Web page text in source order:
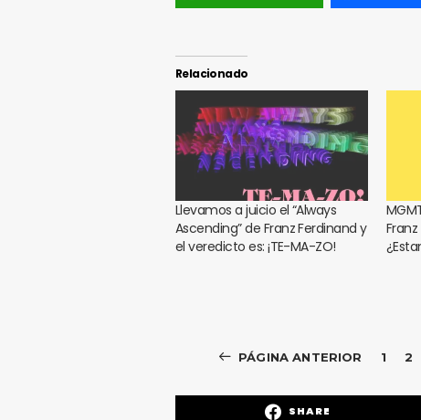
Relacionado
Llevamos a juicio el “Always
Ascending” de Franz Ferdinand y
el veredicto es: ¡TE-MA-ZO!
PÁGINA ANTERIOR 1 2
SHARE